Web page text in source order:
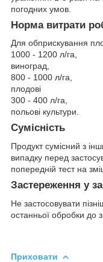
погодних умов.
Норма витрати
Для обприскування
1000 - 1200 л/га,
виноград,
800 - 1000 л/га,
плодові
300 - 400 л/га,
польові культури.
Сумісність
Продукт сумісний з
випадку перед
попередній тест на
Застереження у
Не застосовувати
останньої обробки до
Приховати